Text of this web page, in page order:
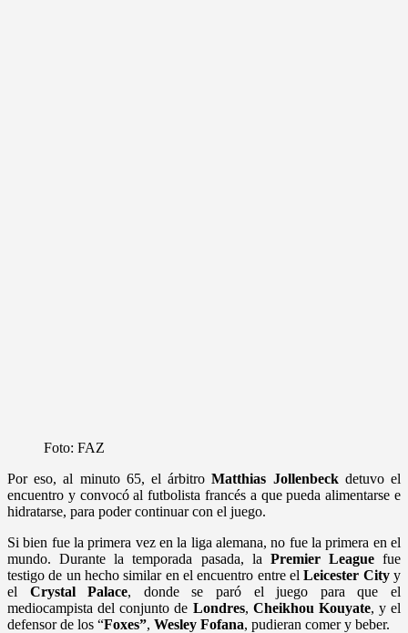
Foto: FAZ
Por eso, al minuto 65, el árbitro Matthias Jollenbeckdetuvo el
encuentro y convocó al futbolista francés a que pueda alimentarse e
hidratarse, para poder continuar con el juego.
Si bien fue la primera vez en la liga alemana, no fue la primera en el
mundo. Durante la temporada pasada, la Premier Leaguefue
testigo de un hecho similar en el encuentro entre elLeicester Cityy
el Crystal Palace, donde se paró el juego para que el
mediocampista del conjunto de Londres, Cheikhou Kouyate, y el
defensor de los “Foxes”, Wesley Fofana, pudieran comer y beber.